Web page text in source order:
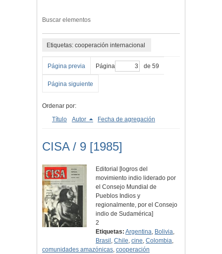
Buscar elementos
Etiquetas: cooperación internacional
Página previa Página de 59
Página siguiente
Ordenar por:
Título
Autor Fecha de agregación
CISA / 9 [1985]
Editorial [logros del
movimiento indio liderado por
el Consejo Mundial de
Pueblos Indios y
regionalmente, por el Consejo
indio de Sudamérica]
2
Etiquetas: Argentina, Bolivia,
Brasil ,Chile,cine,Colombia,
comunidades amazónicas, cooperación